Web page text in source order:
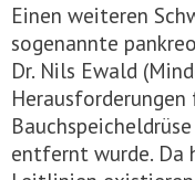
Einen weiteren
sogenannte
Dr. Nils Ewald
Herausforderungen
entfernt wurde. Da